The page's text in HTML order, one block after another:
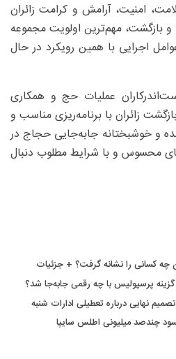
امنیت، آرامش و کرامت زائران
بازگشت، مهم‌ترین اولویت مجموعه
اجرایی با همین رویکرد در حال
عملیات حج و همکاری
زائران با برنامه‌ریزی مناسب و
و خوشبختانه جابه‌جایی حجاج در
محسوس و با شرایط مطلوب دنبال
چه کسانی را نشانه گرفت؟ + جزئیات
گزینه پرسپولیس با چه رقمی جابه‌جا شد؟
تصمیم نهایی درباره تعطیلی ادارات شنبه
سود چندصد میلیونی اطلس سایپا